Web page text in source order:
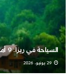
السياحة في ريزا: 9 أماكن ساحرة لا تفوتك في شمال تركيا